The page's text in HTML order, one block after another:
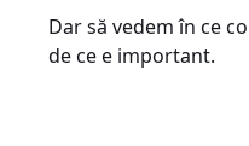
Dar să vedem în ce
de ce e important.